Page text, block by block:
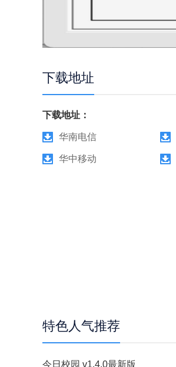
下载地址
下载地址：
华南电信
华中移动
特色人气推荐
今日校园 v1.4.0最新版